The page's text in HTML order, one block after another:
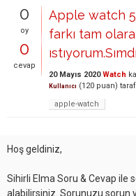
0
oy
0
cevap
Apple watch
farkı tam
20 Mayıs 2020 Watch
Kullanıcı (120 puan)
apple-watch
Hoş geldiniz,
Sihirli Elma Soru & Cevap ile
alabilirsiniz. Sorunuzu sorun